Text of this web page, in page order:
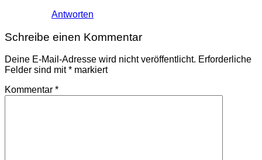
Antworten
Schreibe einen Kommentar
Deine E-Mail-Adresse wird nicht veröffentlicht. Erforderliche
Felder sind mit* markiert
Kommentar *